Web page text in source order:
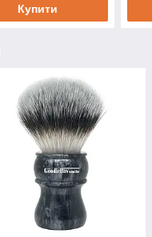
Купити